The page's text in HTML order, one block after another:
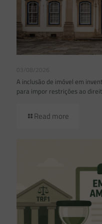
03/08/2026
A inclusão de imóvel em
para impor restrições ao
Read more